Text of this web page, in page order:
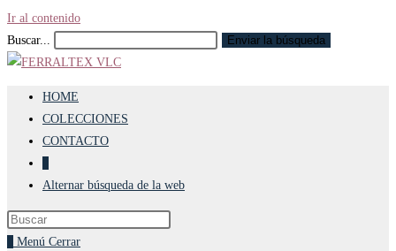
Ir al contenido
Buscar...
Enviar la búsqueda
HOME
COLECCIONES
CONTACTO
Alternar búsqueda de la web
Menú Cerrar